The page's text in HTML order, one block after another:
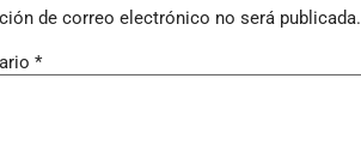
de correo electrónico no será publicada.
*